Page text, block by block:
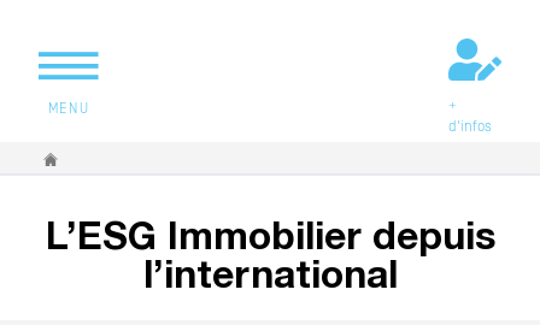
MENU
+
d'infos
Vous êtes ici
L’ESG Immobilier depuis
l’international